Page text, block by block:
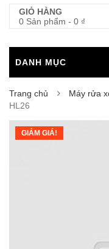
GIỎ HÀNG
0 Sản phẩm - 0 ₫
DANH MỤC
Trang chủ Máy rửa
HL26
GIẢM GIÁ!